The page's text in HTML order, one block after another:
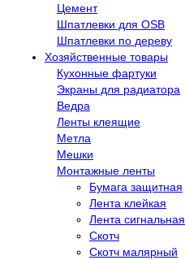
Цемент
Шпатлевки для OSB
Шпатлевки по дереву
Хозяйственные товары
Кухонные фартуки
Экраны для радиатора
Ведра
Ленты клеящие
Метла
Мешки
Монтажные ленты
Бумага защитная
Лента клейкая
Лента сигнальная
Скотч
Скотч малярный